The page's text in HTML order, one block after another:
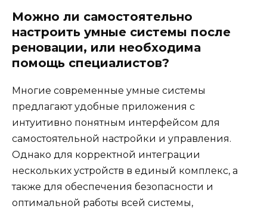
Можно ли самостоятельно
настроить умные системы после
реновации, или необходима
помощь специалистов?
Многие современные умные системы
предлагают удобные приложения с
интуитивно понятным интерфейсом для
самостоятельной настройки и управления.
Однако для корректной интеграции
нескольких устройств в единый комплекс, а
также для обеспечения безопасности и
оптимальной работы всей системы,